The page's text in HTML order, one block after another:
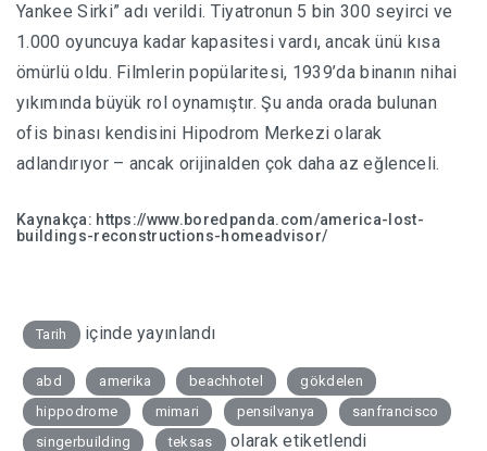
Yankee Sirki” adı verildi. Tiyatronun 5 bin 300 seyirci ve
1.000 oyuncuya kadar kapasitesi vardı, ancak ünü kısa
ömürlü oldu. Filmlerin popülaritesi, 1939’da binanın nihai
yıkımında büyük rol oynamıştır. Şu anda orada bulunan
ofis binası kendisini Hipodrom Merkezi olarak
adlandırıyor – ancak orijinalden çok daha az eğlenceli.
Kaynakça: https://www.boredpanda.com/america-lost-
buildings-reconstructions-homeadvisor/
Tarih içinde yayınlandı
abd amerika beachhotel
gökdelen
hippodrome
mimari pensilvanya
sanfrancisco
singerbuilding
teksas olarak etiketlendi